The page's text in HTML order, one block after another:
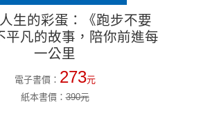
生的彩蛋：《跑步不要
平凡的故事，陪你前進每
一公里
電子書價： 273元
紙本書價：390元